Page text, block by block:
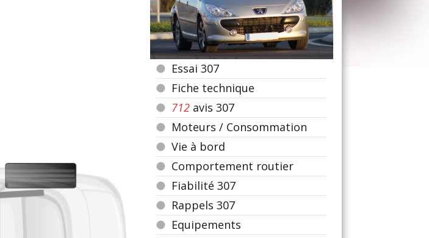
Essai 307
Fiche technique
712 avis 307
Moteurs / Consommation
Vie à bord
Comportement routier
Fiabilité 307
Rappels 307
Equipements